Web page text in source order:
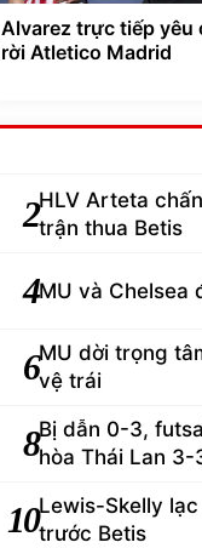
Alvarez trực tiếp yêu
rời Atletico Madrid
2HLV Arteta
trận thua Betis
4MU và Chelsea
6MU dời trọng
vệ trái
8Bị dẫn 0-3,
hòa Thái Lan 3-
10Lewis-Skelly
trước Betis